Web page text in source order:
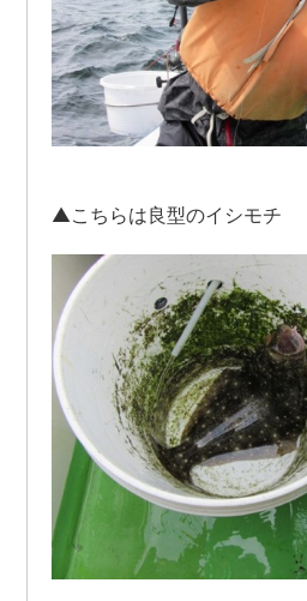
▲こちらは良型のイシモチ